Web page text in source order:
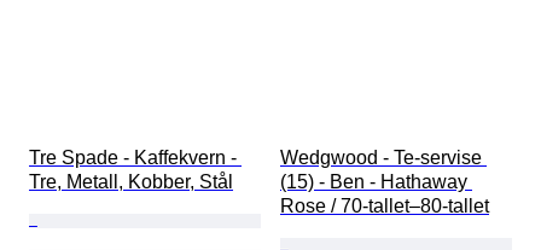
Tre Spade - Kaffekvern -
Tre, Metall, Kobber, Stål
Wedgwood - Te-servise
(15) - Ben - Hathaway
Rose / 70-tallet–80-tallet